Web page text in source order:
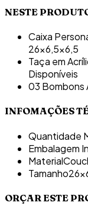
NESTE
Caixa
26x6,5x6,5
Taça em
Disponíveis
03 Bombons
INFOMAÇÕES
Quantidade
Embalagem
Material
Tamanho
ORÇAR ESTE